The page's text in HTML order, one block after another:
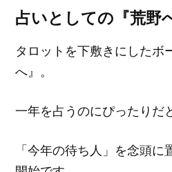
占いとしての『荒野
タロットを下敷きにしたボ
へ』。
一年を占うのにぴったりだ
「今年の待ち人」を念頭に